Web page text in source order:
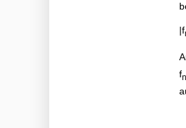
|f
f